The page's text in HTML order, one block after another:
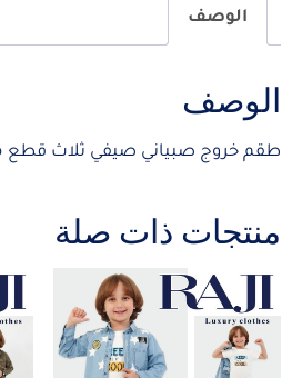
الوصف
الوصف
طقم خروج صبياني صيفي ثلاث قطع مقاس
منتجات ذات صلة